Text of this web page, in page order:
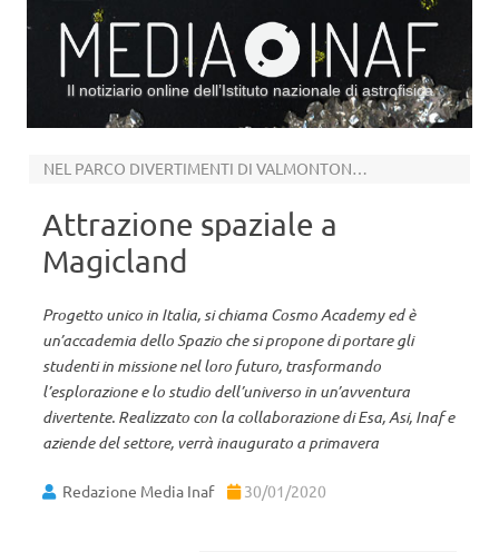
Il notiziario online dell’Istituto nazionale di astrofisica
NEL PARCO DIVERTIMENTI DI VALMONTONE (RM)
Attrazione spaziale a
Magicland
Progetto unico in Italia, si chiama Cosmo Academy ed è
un’accademia dello Spazio che si propone di portare gli
studenti in missione nel loro futuro, trasformando
l’esplorazione e lo studio dell’universo in un’avventura
divertente. Realizzato con la collaborazione di Esa, Asi, Inaf e
aziende del settore, verrà inaugurato a primavera
Redazione Media Inaf 30/01/2020